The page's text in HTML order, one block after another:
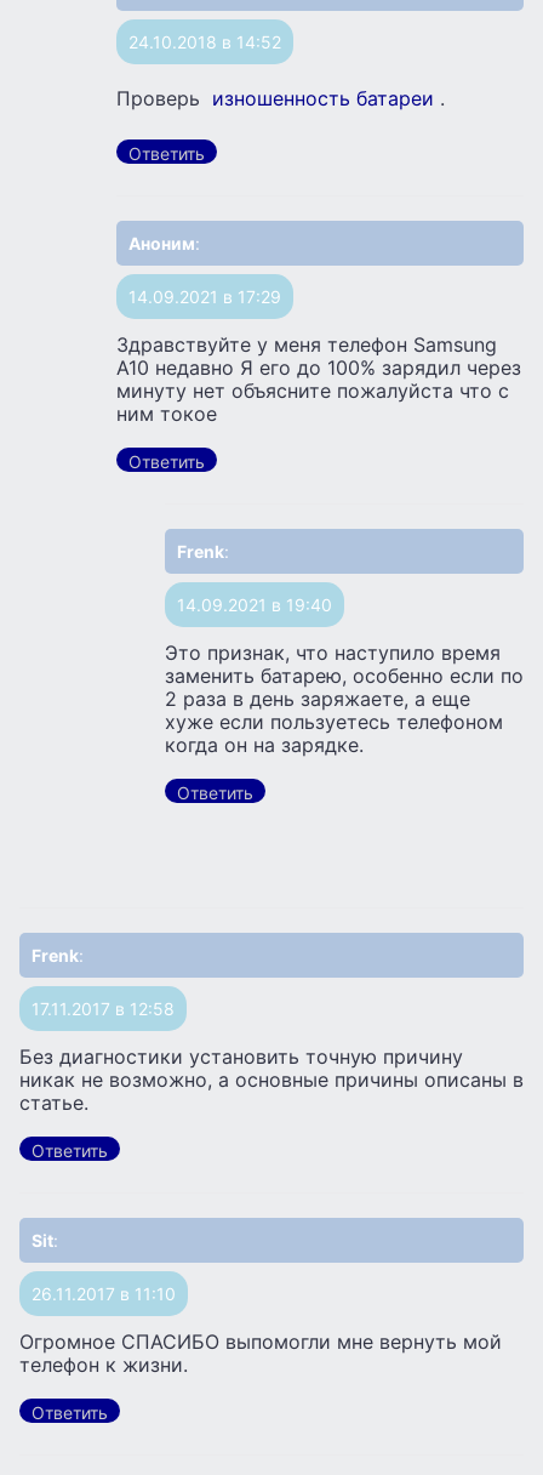
24.10.2018 в 14:52
Проверь изношенность батареи .
Ответить
Аноним:
14.09.2021 в 17:29
Здравствуйте у меня телефон Samsung
A10 недавно Я его до 100% зарядил через
минуту нет объясните пожалуйста что с
ним токое
Ответить
Frenk:
14.09.2021 в 19:40
Это признак, что наступило время
заменить батарею, особенно если по
2 раза в день заряжаете, а еще
хуже если пользуетесь телефоном
когда он на зарядке.
Ответить
Frenk:
17.11.2017 в 12:58
Без диагностики установить точную причину
никак не возможно, а основные причины описаны в
статье.
Ответить
Sit:
26.11.2017 в 11:10
Огромное СПАСИБО выпомогли мне вернуть мой
телефон к жизни.
Ответить